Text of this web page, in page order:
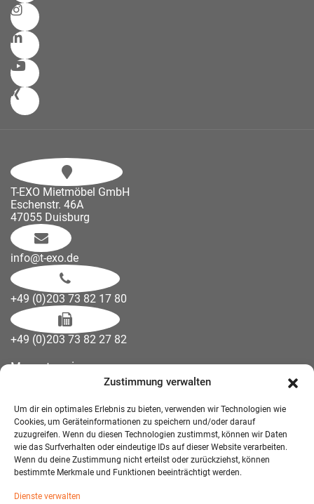
Zustimmung verwalten
Um dir ein optimales Erlebnis zu bieten, verwenden wir Technologien wie
Cookies, um Geräteinformationen zu speichern und/oder darauf
zuzugreifen. Wenn du diesen Technologien zustimmst, können wir Daten
wie das Surfverhalten oder eindeutige IDs auf dieser Website verarbeiten.
Wenn du deine Zustimmung nicht erteilst oder zurückziehst, können
bestimmte Merkmale und Funktionen beeinträchtigt werden.
Dienste verwalten
T-EXO Mietmöbel GmbH
Eschenstr. 46A
47055 Duisburg
info@t-exo.de
+49 (0)203 73 82 17 80
+49 (0)203 73 82 27 82
Messetermine
Downloads
Wandelemente
Über uns
Impressum
Datenschutzerklärung